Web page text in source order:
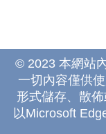
© 2023 本網站
一切內容僅供
形式儲存、散
以Microsoft